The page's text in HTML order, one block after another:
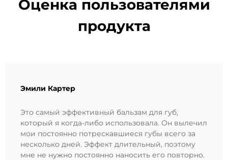
Оценка пользователями
продукта
Эмили Картер
Это самый эффективный бальзам для губ,
который я когда-либо использовала. Он вылечил
мои постоянно потрескавшиеся губы всего за
несколько дней. Эффект длительный, поэтому
мне не нужно постоянно наносить его повторно.